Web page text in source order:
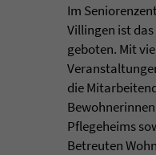
Im
Villingen ist
geboten. Mit
die
Pflegeheims
Betreuten